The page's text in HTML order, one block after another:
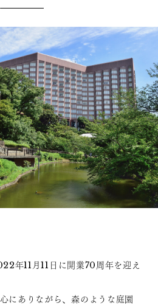
年11月11日に開業70周年を迎え
にありながら、森のような庭園